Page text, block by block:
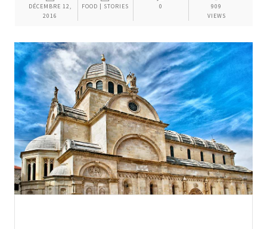
DÉCEMBRE 12,
2016
FOOD | STORIES 0
909
VIEWS